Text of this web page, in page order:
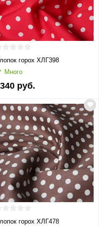
горох ХЛГ398
Много
руб.
горох ХЛГ478